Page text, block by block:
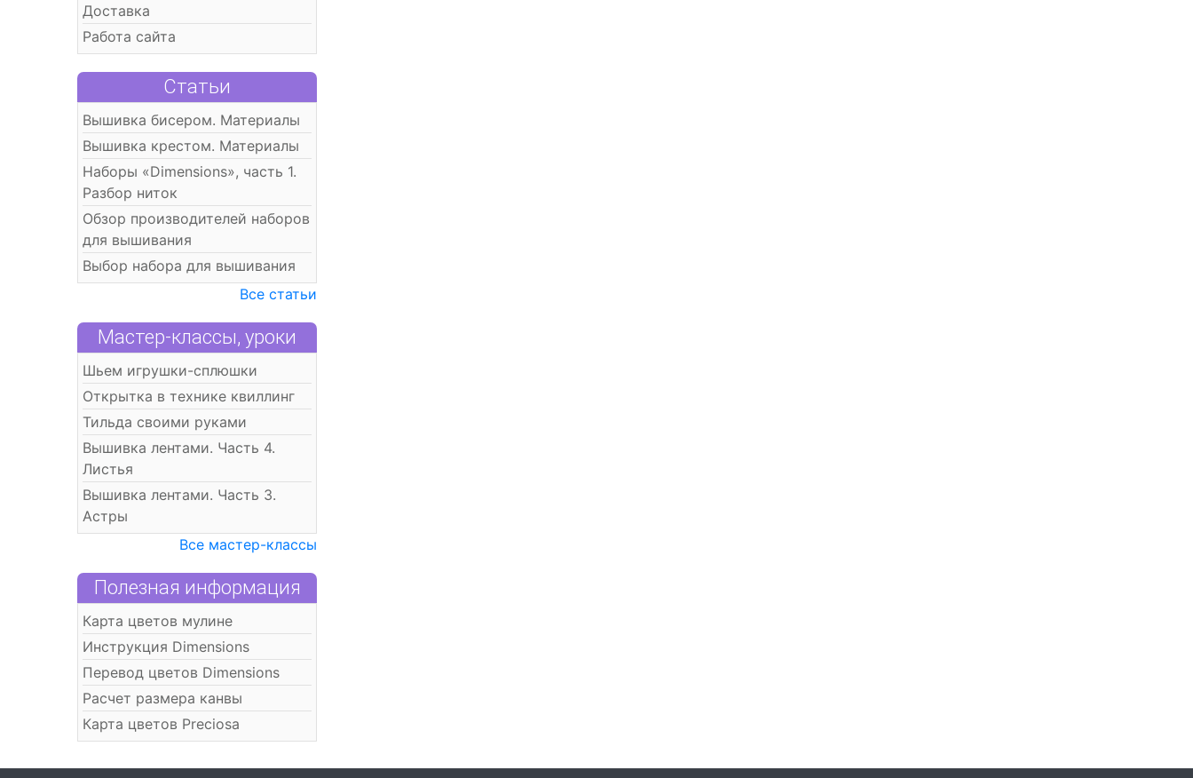
Доставка
Работа сайта
Статьи
Вышивка бисером. Материалы
Вышивка крестом. Материалы
Наборы «Dimensions», часть 1.
Разбор ниток
Обзор производителей наборов
для вышивания
Выбор набора для вышивания
Все статьи
Мастер-классы, уроки
Шьем игрушки-сплюшки
Открытка в технике квиллинг
Тильда своими руками
Вышивка лентами. Часть 4.
Листья
Вышивка лентами. Часть 3.
Астры
Все мастер-классы
Полезная информация
Карта цветов мулине
Инструкция Dimensions
Перевод цветов Dimensions
Расчет размера канвы
Карта цветов Preciosa